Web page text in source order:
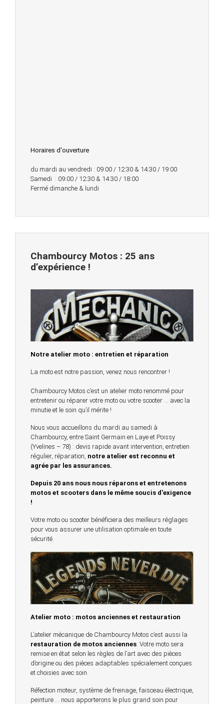
Horaires d'ouverture
du mardi au vendredi : 09:00 / 12:30 & 14:30 / 19:00
Samedi : 09:00 / 12:30 & 14:30 / 18:00
Fermé dimanche & lundi
Chambourcy Motos : 25 ans
d’expérience !
Notre atelier moto : entretien et réparation
La moto est notre passion, venez nous rencontrer !
Chambourcy Motos c’est un atelier moto renommé pour
entretenir ou réparer votre moto ou votre scooter … avec la
minutie et le soin qu’il mérite !
Nous vous accueillons du mardi au samedi à
Chambourcy, entre Saint Germain en Laye et Poissy
(Yvelines – 78) : devis rapide avant intervention, entretien
régulier, réparation, notre atelier est reconnu et
agrée par les assurances.
Depuis 20 ans nous nous réparons et entretenons
motos et scooters dans le même soucis d'exigence
!
Votre moto ou scooter bénéficiera des meilleurs réglages
pour vous assurer une utilisation optimale en toute
sécurité.
Atelier moto : motos anciennes et restauration
L’atelier mécanique de Chambourcy Motos c’est aussi la
restauration de motos anciennes . Votre moto sera
remise en état selon les règles de l’art avec des pièces
d’origine ou des pièces adaptables spécialement conçues
et choisies avec soin.
Réfection moteur, système de freinage, faisceau électrique,
peinture … nous apporterons le plus grand soin pour